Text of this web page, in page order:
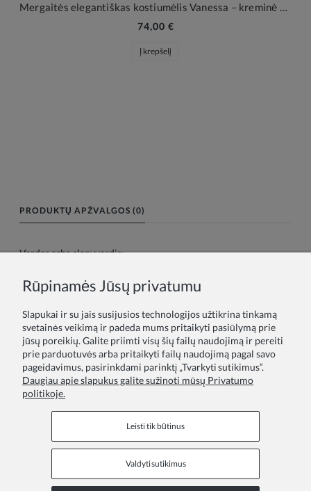
Mergaitės elegantiškas kostiumėlis Vanessa – kreminė balta
74,00 €
Į krepšelį
PRODUKTŲ APŽVALGOS (0)
Vardas arba slapyvardis:
Informaciniai puslapiai
Rūpinamės Jūsų privatumu
Slapukai ir su jais susijusios technologijos užtikrina tinkamą
svetainės veikimą ir padeda mums pritaikyti pasiūlymą prie
jūsų poreikių. Galite priimti visų šių failų naudojimą ir pereiti
prie parduotuvės arba pritaikyti failų naudojimą pagal savo
pageidavimus, pasirinkdami parinktį „Tvarkyti sutikimus“.
Daugiau apie slapukus galite sužinoti mūsų Privatumo
politikoje.
Leisti tik būtinus
Valdyti sutikimus